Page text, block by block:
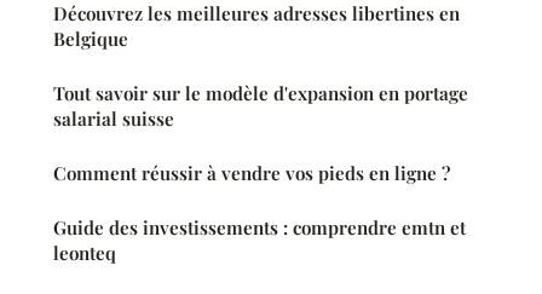
Découvrez les meilleures adresses libertines en
Belgique
Tout savoir sur le modèle d'expansion en portage
salarial suisse
Comment réussir à vendre vos pieds en ligne ?
Guide des investissements : comprendre emtn et
leonteq